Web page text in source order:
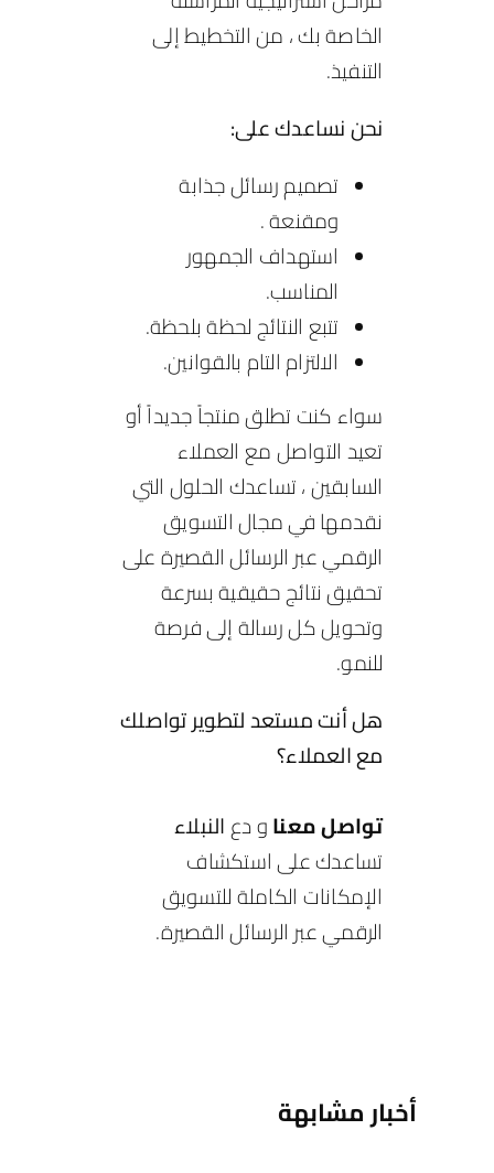
الخاصة بك ، من التخطيط إلى
التنفيذ.
نحن نساعدك على:
تصميم رسائل جذابة
ومقنعة .
استهداف الجمهور
المناسب.
تتبع النتائج لحظة بلحظة.
الالتزام التام بالقوانين.
سواء كنت تطلق منتجاً جديداً أو
تعيد التواصل مع العملاء
السابقين ، تساعدك الحلول التي
نقدمها في مجال التسويق
الرقمي عبر الرسائل القصيرة على
تحقيق نتائج حقيقية بسرعة
وتحويل كل رسالة إلى فرصة
للنمو.
هل أنت مستعد لتطوير تواصلك
مع العملاء؟
تواصل معناو دعالنبلاء
تساعدك على استكشاف
الإمكانات الكاملة للتسويق
الرقمي عبر الرسائل القصيرة.
أخبار مشابهة